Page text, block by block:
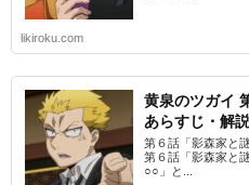
likiroku.com
黄泉のツガイ
あらすじ・解
第６話「影森家と
第６話「影森家と
○○」と...